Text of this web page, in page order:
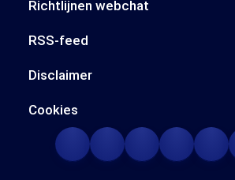
Richtlijnen webchat
RSS-feed
Disclaimer
Cookies